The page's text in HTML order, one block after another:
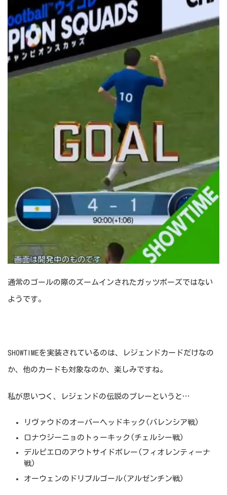
通常のゴールの際のズームインされたガッツポーズではない
ようです。
SHOWTIMEを実装されているのは、レジェンドカードだけなの
か、他のカードも対象なのか、楽しみですね。
私が思いつく、レジェンドの伝説のプレーというと…
リヴァウドのオーバーヘッドキック(バレンシア戦)
ロナウジーニョのトゥーキック(チェルシー戦)
デルピエロのアウトサイドボレー(フィオレンティーナ
戦)
オーウェンのドリブルゴール(アルゼンチン戦)